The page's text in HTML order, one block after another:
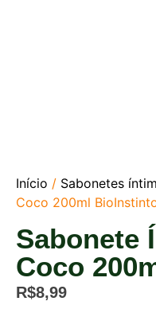
Início / Sabonetes
Coco 200ml
Sabonete
Coco
R$8,99